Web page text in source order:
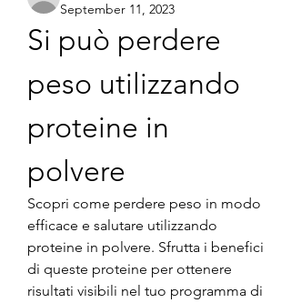
September 11, 2023
Si può perdere
peso utilizzando
proteine ​​in
polvere
Scopri come perdere peso in modo
efficace e salutare utilizzando
proteine ​​in polvere. Sfrutta i benefici
di queste proteine ​​per ottenere
risultati visibili nel tuo programma di